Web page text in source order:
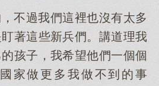
，不過我們這裡也沒有太多
著這些新兵們。講道理我
孩子，我希望他們一個個
家做更多我做不到的事